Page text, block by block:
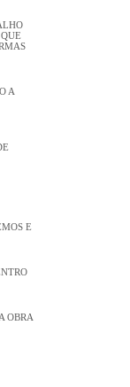
A
E
OBRA